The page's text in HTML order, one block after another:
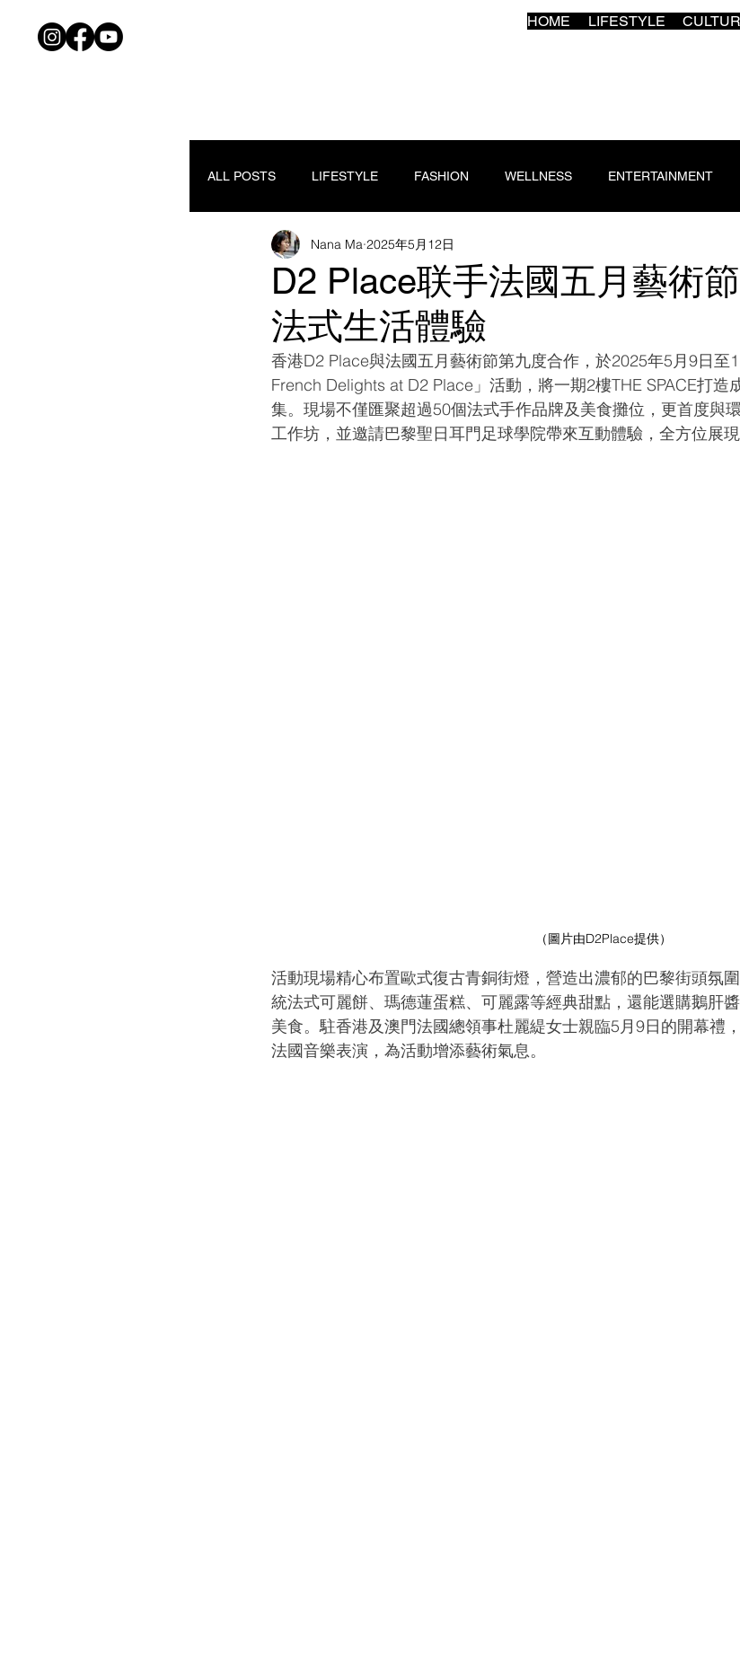
HOME LIFESTYLE
ALL POSTS LIFESTYLE FASHION WELLNESS ENTERTAINMENT
D2 Place联手法國五月藝術
法式生活體驗
Nana Ma 2025年5月12日
香港D2 Place與法國五月藝術節第九度合作，於2025年5月9日至
French Delights at D2 Place」活動，將一期2樓THE SPACE打造
集。現場不僅匯聚超過50個法式手作品牌及美食攤位，更首度與
工作坊，並邀請巴黎聖日耳門足球學院帶來互動體驗，全方位展現
（圖片由D2Place提供）
活動現場精心布置歐式復古青銅街燈，營造出濃郁的巴黎街頭氛
統法式可麗餅、瑪德蓮蛋糕、可麗露等經典甜點，還能選購鵝肝
美食。駐香港及澳門法國總領事杜麗緹女士親臨5月9日的開幕禮
法國音樂表演，為活動增添藝術氣息。